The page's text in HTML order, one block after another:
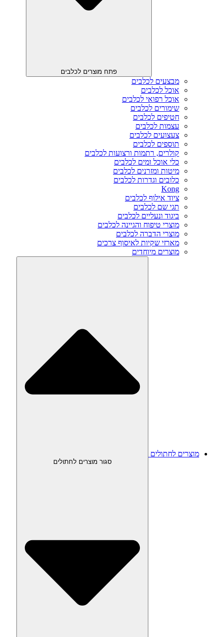
פתח מוצרים לכלבים
מבצעים לכלבים
אוכל לכלבים
אוכל רפואי לכלבים
שימורים לכלבים
חטיפים לכלבים
עצמות לכלבים
צעצועים לכלבים
תוספים לכלבים
קולרים, רתמות ורצועות לכלבים
כלי אוכל ומים לכלבים
מיטות ומזרנים לכלבים
כלובים וגדרות לכלבים
Kong
ציוד אילוף לכלבים
תגי שם לכלבים
ביגוד ונעליים לכלבים
מוצרי טיפוח והגיינה לכלבים
מוצרי הדברה לכלבים
מארזי שקיות לאיסוף צרכים
מוצרים מיוחדים
מוצרים לחתולים
סגור מוצרים לחתולים